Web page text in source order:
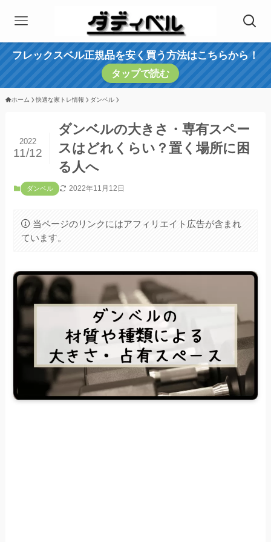
フレックスベル正規品を安く買う方法はこちらから！
タップで読む
ホーム 快適な家トレ情報 ダンベル
ダンベルの大きさ・専有スペー
スはどれくらい？置く場所に困
る人へ
2022
11/12
ダンベル 2022年11月12日
当ページのリンクにはアフィリエイト広告が含まれ
ています。